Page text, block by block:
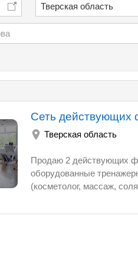
Тверская область
Сеть действующих
Тверская область
Продаю 2 действующих
оборудованные
(косметолог, массаж,
выкупа.